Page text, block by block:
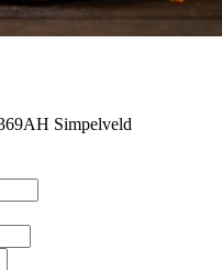
Simpelveld